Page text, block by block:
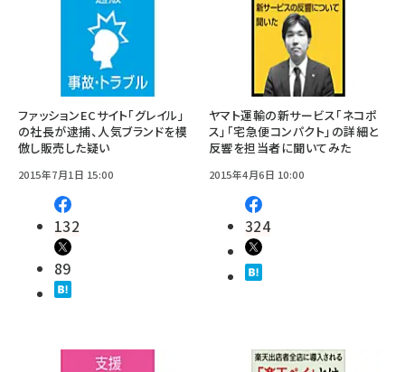
ファッションECサイト「グレイル」
の社長が逮捕、人気ブランドを模
倣し販売した疑い
2015年7月1日 15:00
132
89
ヤマト運輸の新サービス「ネコポ
ス」「宅急便コンパクト」の詳細と
反響を担当者に聞いてみた
2015年4月6日 10:00
324